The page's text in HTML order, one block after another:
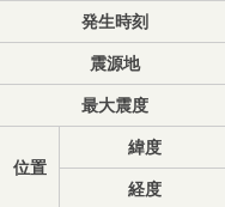
発生時刻
震源地
最大震度
位置
緯度
経度